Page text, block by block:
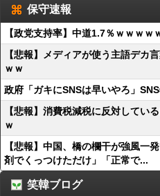
保守速報
【政党支持率】中道1.7％ｗｗｗｗ
【悲報】メディアが使う主語デカ
ｗｗ
政府「ガキにSNSは早いやろ」
【悲報】消費税減税に反対してい
ｗ
【悲報】中国、橋の欄干が強風
剤でくっつけただけ」「正常で...
笑韓ブログ